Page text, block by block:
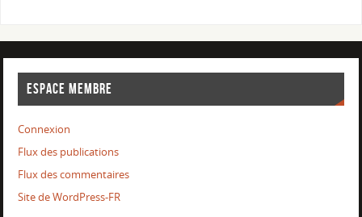
ESPACE MEMBRE
Connexion
Flux des publications
Flux des commentaires
Site de WordPress-FR